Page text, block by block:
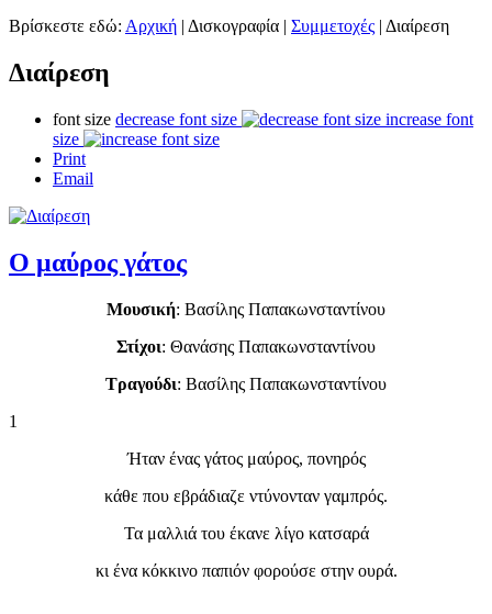
Βρίσκεστε εδώ: Αρχική | Δισκογραφία | Συμμετοχές | Διαίρεση
Διαίρεση
font size decrease font size
increase font
size
Print
Email
Ο μαύρος γάτος
Μουσική: Βασίλης Παπακωνσταντίνου
Στίχοι: Θανάσης Παπακωνσταντίνου
Τραγούδι: Βασίλης Παπακωνσταντίνου
1
Ήταν ένας γάτος μαύρος, πονηρός
κάθε που εβράδιαζε ντύνονταν γαμπρός.
Τα μαλλιά του έκανε λίγο κατσαρά
κι ένα κόκκινο παπιόν φορούσε στην ουρά.